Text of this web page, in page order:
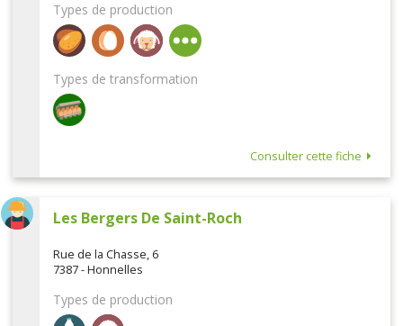
Types de production
Types de transformation
Consulter cette fiche
Les Bergers De Saint-Roch
Rue de la Chasse, 6
7387 - Honnelles
Types de production